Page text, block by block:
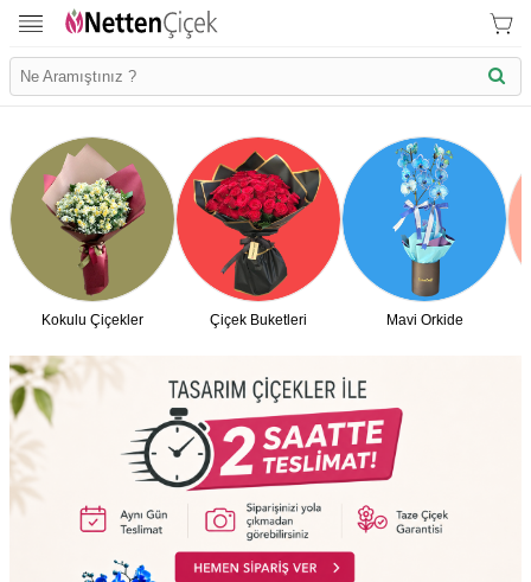
Kokulu Çiçekler Çiçek Buketleri Mavi Orkide
İletişim Bilgilerimiz
KVK Bilgilendirme
Ödeme Bllgileri
testt